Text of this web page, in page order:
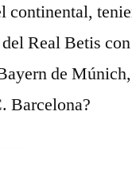
continental,
Real Betis
de
Barcelona?